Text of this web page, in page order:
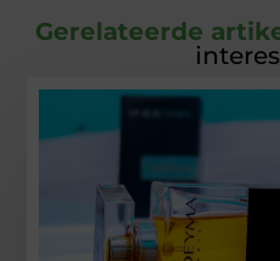
Gerelateerde